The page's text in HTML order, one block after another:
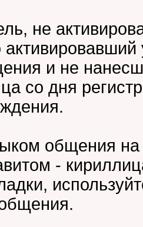
не
и не
со дня
общения на
-